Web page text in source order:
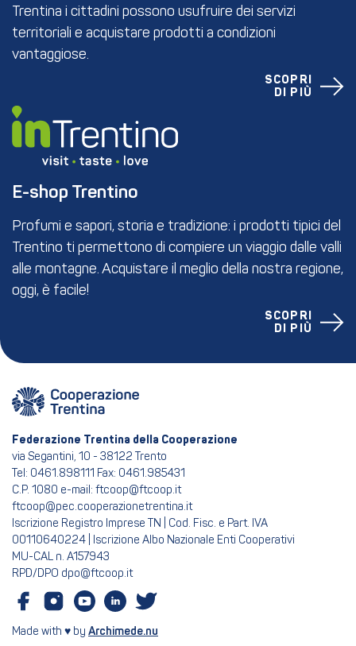
Trentina i cittadini possono usufruire dei servizi
territoriali e acquistare prodotti a condizioni
vantaggiose.
SCOPRI
DI PIÙ
E-shop Trentino
Profumi e sapori, storia e tradizione: i prodotti tipici del
Trentino ti permettono di compiere un viaggio dalle valli
alle montagne. Acquistare il meglio della nostra regione,
oggi, è facile!
SCOPRI
DI PIÙ
Federazione Trentina della Cooperazione
via Segantini, 10 - 38122 Trento
Tel: 0461.898111 Fax: 0461.985431
C.P. 1080 e-mail: ftcoop@ftcoop.it
ftcoop@pec.cooperazionetrentina.it
Iscrizione Registro Imprese TN | Cod. Fisc. e Part. IVA
00110640224 | Iscrizione Albo Nazionale Enti Cooperativi
MU-CAL n. A157943
RPD/DPO dpo@ftcoop.it
Made with ♥ by Archimede.nu